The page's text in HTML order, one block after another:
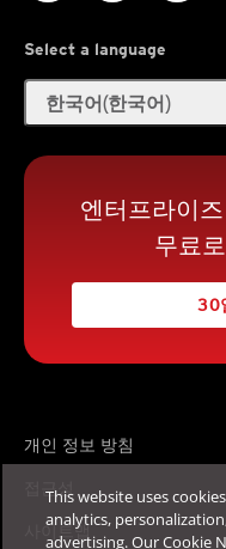
Select a language
한국어(한국어)
엔터프라이
무료
30
개인 정보 방침
접근성
사이트맵
This website uses
analytics,
advertising. Our Cookie